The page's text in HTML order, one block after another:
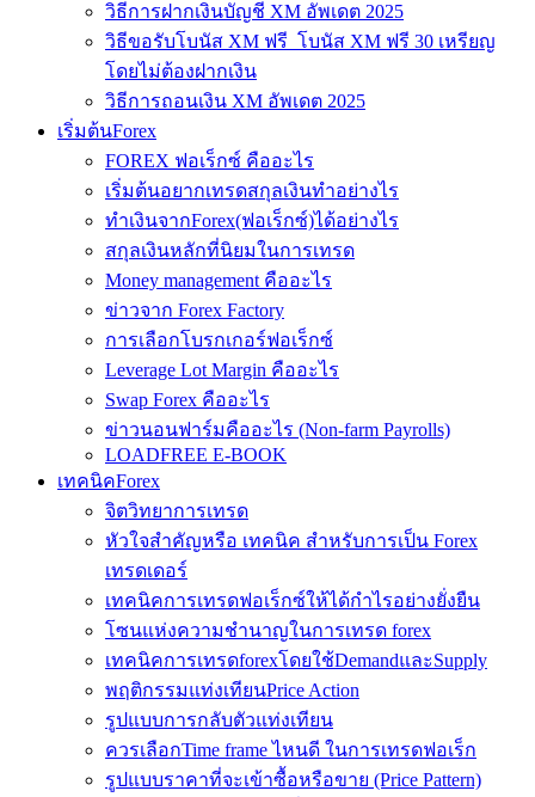
วิธีการฝากเงินบัญชี XM อัพเดต 2025
วิธีขอรับโบนัส XM ฟรี โบนัส XM ฟรี 30 เหรียญ
โดยไม่ต้องฝากเงิน
วิธีการถอนเงิน XM อัพเดต 2025
เริ่มต้นForex
FOREX ฟอเร็กซ์ คืออะไร
เริ่มต้นอยากเทรดสกุลเงินทำอย่างไร
ทำเงินจากForex(ฟอเร็กซ์)ได้อย่างไร
สกุลเงินหลักที่นิยมในการเทรด
Money management คืออะไร
ข่าวจาก Forex Factory
การเลือกโบรกเกอร์ฟอเร็กซ์
Leverage Lot Margin คืออะไร
Swap Forex คืออะไร
ข่าวนอนฟาร์มคืออะไร (Non-farm Payrolls)
LOADFREE E-BOOK
เทคนิคForex
จิตวิทยาการเทรด
หัวใจสำคัญหรือ เทคนิค สำหรับการเป็น Forex
เทรดเดอร์
เทคนิคการเทรดฟอเร็กซ์ให้ได้กำไรอย่างยั่งยืน
โซนแห่งความชำนาญในการเทรด forex
เทคนิคการเทรดforexโดยใช้DemandและSupply
พฤติกรรมแท่งเทียนPrice Action
รูปแบบการกลับตัวแท่งเทียน
ควรเลือกTime frame ไหนดี ในการเทรดฟอเร็ก
รูปแบบราคาที่จะเข้าซื้อหรือขาย (Price Pattern)